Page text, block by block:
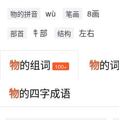
物的拼音 wù 笔画 8画
部首 牜部 结构 左右
物的组词 100+ 物的
物的四字成语